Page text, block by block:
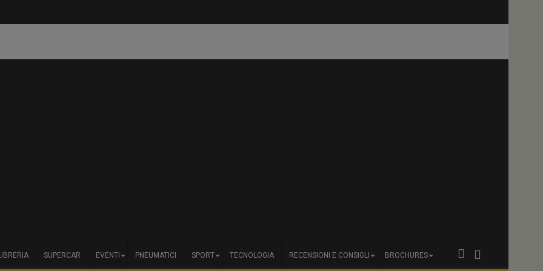
SUPERCAR EVENTI PNEUMATICI SPORT TECNOLOGIA RECENSIONI E CONSIGLI BROCHURES
la scelta delle auto più